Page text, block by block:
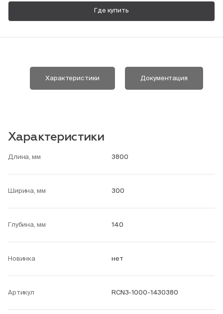
Где купить
Характеристики Документация
Характеристики
Длина, мм 3800
Ширина, мм 300
Глубина, мм 140
Новинка нет
Артикул RCN3-1000-1430380